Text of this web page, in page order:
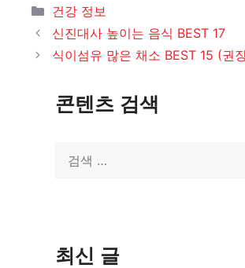
카
테
고
리
건강 정보
신진대사 높이는 음식 BEST 17
식이섬유 많은 채소 BEST 15 (권
콘텐츠 검색
최신 글